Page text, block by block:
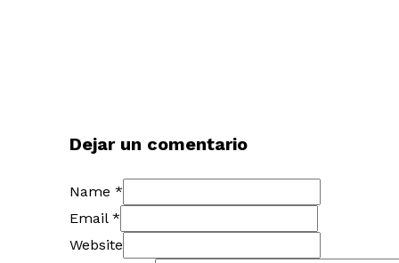
Dejar un comentario
Name *
Email *
Website